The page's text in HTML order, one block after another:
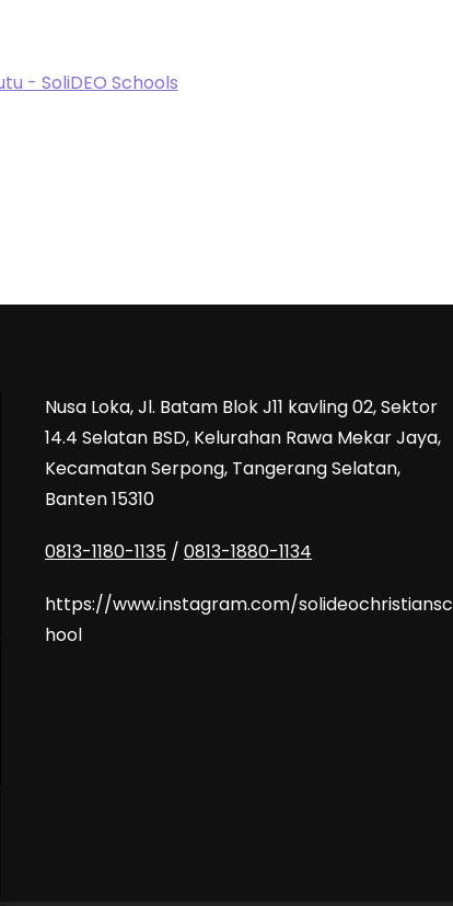
- SoliDEO Schools
Nusa Loka, Jl. Batam Blok J11 kavling 02, Sektor
14.4 Selatan BSD, Kelurahan Rawa Mekar Jaya,
Kecamatan Serpong, Tangerang Selatan,
Banten 15310
0813-1180-1135/ 0813-1880-1134
https://www.instagram.com/solideochristiansc
hool